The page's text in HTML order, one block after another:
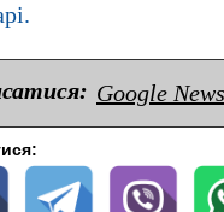
Google News